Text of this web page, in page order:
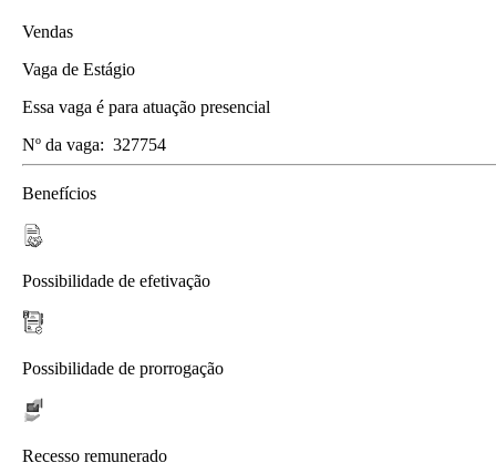
Vendas
Vaga de Estágio
Essa vaga é para atuação presencial
Nº da vaga: 327754
Benefícios
Possibilidade de efetivação
Possibilidade de prorrogação
Recesso remunerado